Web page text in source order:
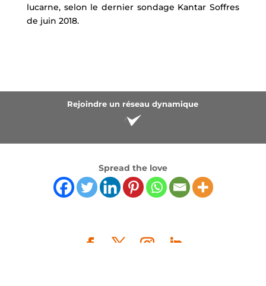
lucarne, selon le dernier sondage Kantar Soffres
de juin 2018.
Rejoindre un réseau dynamique
Spread the love